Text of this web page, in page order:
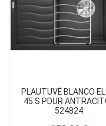
PLAUTUVĖ BLANCO
45 S PDUR
524824